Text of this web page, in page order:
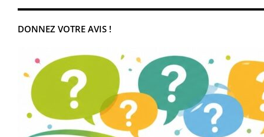
DONNEZ VOTRE AVIS !